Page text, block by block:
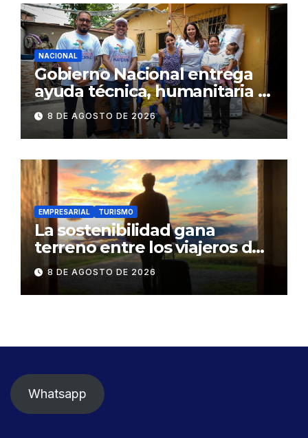
NACIONAL
Gobierno Nacional entrega
ayuda técnica, humanitaria y
Bono Joaquín Gallegos Lara a
familia en situación de
vulnerabilidad
8 DE AGOSTO DE 2026
EMPRESARIAL TURISMO
La sostenibilidad gana
terreno entre los viajeros de
negocios
8 DE AGOSTO DE 2026
Whatsapp